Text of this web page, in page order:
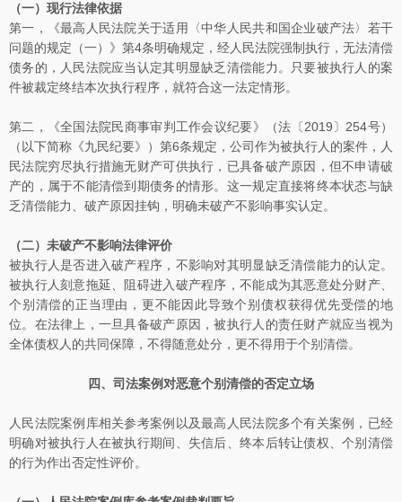
（一）现行法律依据
第一，《最高人民法院关于适用〈中华人民共和国企业破产法〉若干
问题的规定（一）》第4条明确规定，经人民法院强制执行，无法清偿
债务的，人民法院应当认定其明显缺乏清偿能力。只要被执行人的案
件被裁定终结本次执行程序，就符合这一法定情形。
第二，《全国法院民商事审判工作会议纪要》（法〔2019〕254号）
（以下简称《九民纪要》）第6条规定，公司作为被执行人的案件，人
民法院穷尽执行措施无财产可供执行，已具备破产原因，但不申请破
产的，属于不能清偿到期债务的情形。这一规定直接将终本状态与缺
乏清偿能力、破产原因挂钩，明确未破产不影响事实认定。
（二）未破产不影响法律评价
被执行人是否进入破产程序，不影响对其明显缺乏清偿能力的认定。
被执行人刻意拖延、阻碍进入破产程序，不能成为其恶意处分财产、
个别清偿的正当理由，更不能因此导致个别债权获得优先受偿的地
位。在法律上，一旦具备破产原因，被执行人的责任财产就应当视为
全体债权人的共同保障，不得随意处分，更不得用于个别清偿。
四、司法案例对恶意个别清偿的否定立场
人民法院案例库相关参考案例以及最高人民法院多个有关案例，已经
明确对被执行人在被执行期间、失信后、终本后转让债权、个别清偿
的行为作出否定性评价。